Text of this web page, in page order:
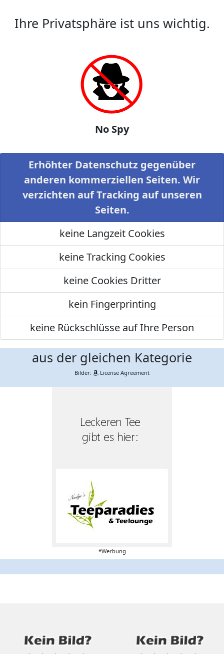
Ihre Privatsphäre ist uns wichtig.
No Spy
Erhöhter Datenschutz gegenüber
anderen kommerziellen Seiten. Wir
verzichten auf Tracking auf unseren
Seiten.
keine Langzeit Cookies
keine Tracking Cookies
keine Cookies Dritter
kein Fingerprinting
keine Rückschlüsse auf Ihre Person
aus der gleichen Kategorie
Bilder: License Agreement
*Werbung